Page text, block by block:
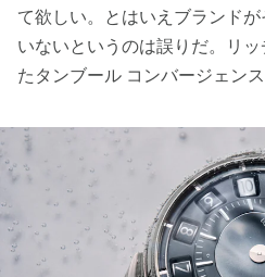
て欲しい。とはいえブランド
いないというのは誤りだ。リ
たタンブール コンバージェン